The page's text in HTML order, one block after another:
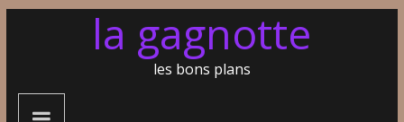
la gagnotte
les bons plans